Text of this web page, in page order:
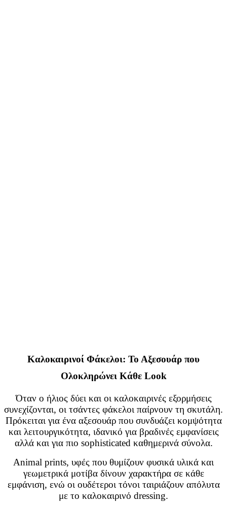
Καλοκαιρινοί Φάκελοι: Το Αξεσουάρ που
Ολοκληρώνει Κάθε Look
Όταν ο ήλιος δύει και οι καλοκαιρινές εξορμήσεις
συνεχίζονται, οι τσάντες φάκελοι παίρνουν τη σκυτάλη.
Πρόκειται για ένα αξεσουάρ που συνδυάζει κομψότητα
και λειτουργικότητα, ιδανικό για βραδινές εμφανίσεις
αλλά και για πιο sophisticated καθημερινά σύνολα.
Animal prints, υφές που θυμίζουν φυσικά υλικά και
γεωμετρικά μοτίβα δίνουν χαρακτήρα σε κάθε
εμφάνιση, ενώ οι ουδέτεροι τόνοι ταιριάζουν απόλυτα
με το καλοκαιρινό dressing.